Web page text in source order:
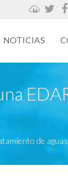
NOTICIAS
de